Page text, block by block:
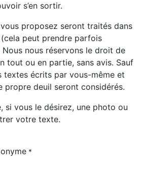
s’en sortir.
proposez seront traités dans
peut prendre parfois
Nous nous réservons le droit de
tout ou en partie, sans avis. Sauf
textes écrits par vous-même et
propre deuil seront considérés.
si vous le désirez, une photo ou
votre texte.
*